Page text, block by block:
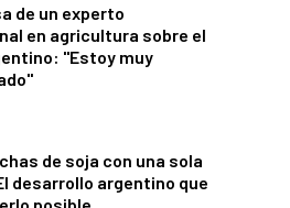
de un experto
en agricultura sobre el
"Estoy muy
de soja con una sola
desarrollo argentino que